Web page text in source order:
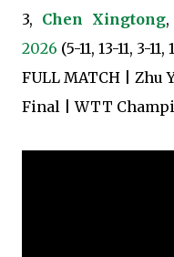
3, Chen Xingtong
2026 (5-11, 13-11, 3-11,
FULL MATCH | Zhu
Final | WTT